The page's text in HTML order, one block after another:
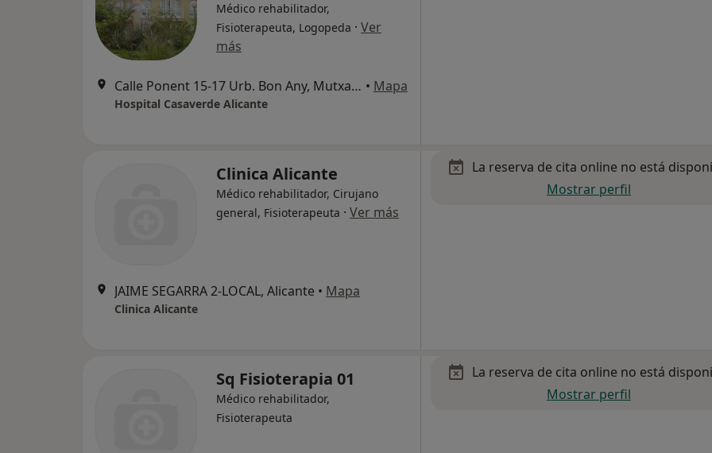
Médico rehabilitador,
Fisioterapeuta, Logopeda · Ver
más
Calle Ponent 15-17 Urb. Bon Any, Mutxamel • Mapa
Hospital Casaverde Alicante
Clinica Alicante
Médico rehabilitador, Cirujano
general, Fisioterapeuta · Ver más
JAIME SEGARRA 2-LOCAL, Alicante • Mapa
Clinica Alicante
La reserva de cita online no está
Mostrar perfil
Sq Fisioterapia 01
Médico rehabilitador,
Fisioterapeuta
La reserva de cita online no está
Mostrar perfil